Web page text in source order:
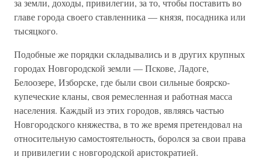
за земли, доходы, привилегии, за то, чтобы поставить во
главе города своего ставленника — князя, посадника или
тысяцкого.
Подобные же порядки складывались и в других крупных
городах Новгородской земли — Пскове, Ладоге,
Белоозере, Изборске, где были свои сильные боярско-
купеческие кланы, своя ремесленная и работная масса
населения. Каждый из этих городов, являясь частью
Новгородского княжества, в то же время претендовал на
относительную самостоятельность, боролся за свои права
и привилегии с новгородской аристократией.